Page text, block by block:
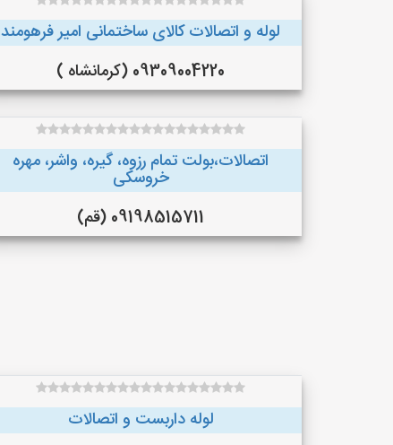
لوله و اتصالات کالای ساختمانی امیر فرهومند
09309004220 (کرمانشاه )
اتصالات،بولت تمام رزوه، گیره، واشر، مهره
خروسکی
09198515711 (قم)
لوله داربست و اتصالات